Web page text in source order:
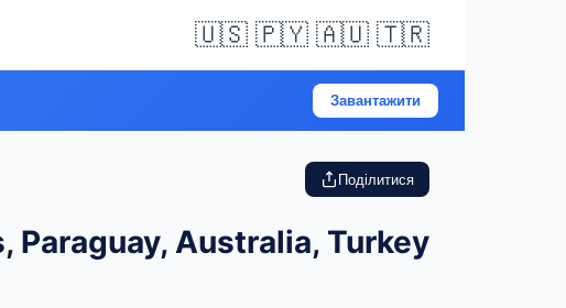
🇺🇸 🇵🇾 🇦🇺 🇹🇷
Завантажити
Поділитися
Paraguay, Australia, Turkey